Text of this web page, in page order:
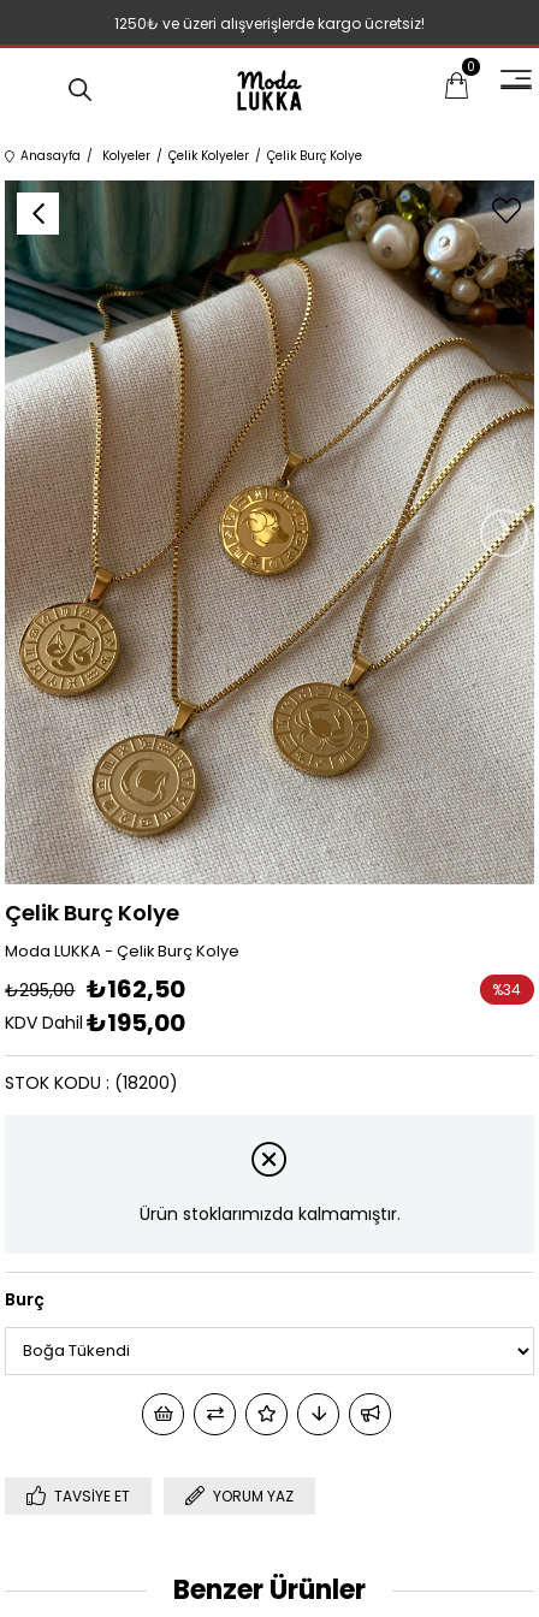
1250₺ ve üzeri alışverişlerde kargo ücretsiz!
0
Anasayfa Kolyeler Çelik Kolyeler Çelik Burç Kolye
›
Çelik Burç Kolye
Moda LUKKA - Çelik Burç Kolye
₺295,00 ₺162,50
KDV Dahil ₺195,00
%34
(18200)
STOK KODU
Ürün stoklarımızda kalmamıştır.
Burç
TAVSIYE ET YORUM YAZ
Benzer Ürünler